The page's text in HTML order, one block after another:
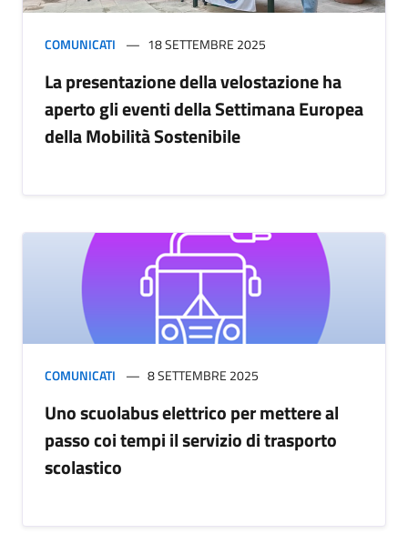
COMUNICATI 18 SETTEMBRE 2025
La presentazione della velostazione ha
aperto gli eventi della Settimana Europea
della Mobilità Sostenibile
COMUNICATI 8 SETTEMBRE 2025
Uno scuolabus elettrico per mettere al
passo coi tempi il servizio di trasporto
scolastico